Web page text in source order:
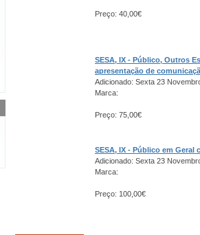
Preço: 40,00€
SESA, IX - Público, Outros
apresentação de
Adicionado: Sexta 23
Marca:
Preço: 75,00€
SESA, IX - Público em
Adicionado: Sexta 23
Marca:
Preço: 100,00€